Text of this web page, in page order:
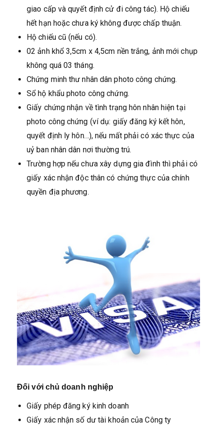
giao cấp và quyết định cử đi công tác). Hộ chiếu
hết hạn hoặc chưa ký không được chấp thuận.
Hộ chiếu cũ (nếu có).
02 ảnh khổ 3,5cm x 4,5cm nền trắng, ảnh mới chụp
không quá 03 tháng.
Chứng minh thư nhân dân photo công chứng.
Sổ hộ khẩu photo công chứng.
Giấy chứng nhận về tình trạng hôn nhân hiện tại
photo công chứng (ví dụ: giấy đăng ký kết hôn,
quyết định ly hôn…), nếu mất phải có xác thực của
uỷ ban nhân dân nơi thường trú.
Trường hợp nếu chưa xây dựng gia đình thì phải có
giấy xác nhận độc thân có chứng thực của chính
quyền địa phương.
Đối với chủ doanh nghiệp
Giấy phép đăng ký kinh doanh
Giấy xác nhận số dư tài khoản của Công ty